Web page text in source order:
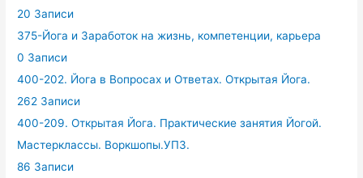
20 Записи
375-Йога и Заработок на жизнь, компетенции, карьера
0 Записи
400-202. Йога в Вопросах и Ответах. Открытая Йога.
262 Записи
400-209. Открытая Йога. Практические занятия Йогой.
Мастерклассы. Воркшопы.УПЗ.
86 Записи